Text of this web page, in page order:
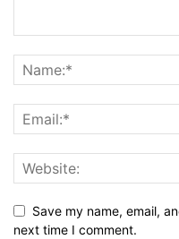
Save my name, email,
next time I comment.